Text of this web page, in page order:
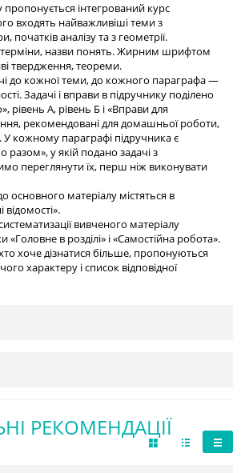
інтегрований курс
входять найважливіші теми з
початків аналізу та з геометрії.
терміни, назви понять. Жирним шрифтом
твердження, теореми.
до кожної теми, до кожного параграфа —
Задачі і вправи в підручнику поділено
рівень А, рівень Б і «Вправи для
рекомендовані для домашньої роботи,
кожному параграфі підручника є
у якій подано задачі з
переглянути їх, перш ніж виконувати
основного матеріалу містяться в
відомості».
вивченого матеріалу
в розділі» і «Самостійна робота».
хоче дізнатися більше, пропонуються
характеру і список відповідної
РЕКОМЕНДАЦІЇ